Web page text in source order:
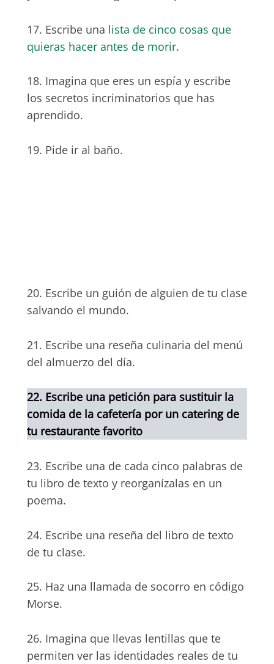
17. Escribe una lista de cinco cosas que
quieras hacer antes de morir.
18. Imagina que eres un espía y escribe
los secretos incriminatorios que has
aprendido.
19. Pide ir al baño.
20. Escribe un guión de alguien de tu clase
salvando el mundo.
21. Escribe una reseña culinaria del menú
del almuerzo del día.
22. Escribe una petición para sustituir la
comida de la cafetería por un catering de
tu restaurante favorito
23. Escribe una de cada cinco palabras de
tu libro de texto y reorganízalas en un
poema.
24. Escribe una reseña del libro de texto
de tu clase.
25. Haz una llamada de socorro en código
Morse.
26. Imagina que llevas lentillas que te
permiten ver las identidades reales de tu